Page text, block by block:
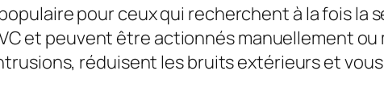
pour ceux qui recherchent à la fois la
et peuvent être actionnés manuellement
réduisent les bruits extérieurs et